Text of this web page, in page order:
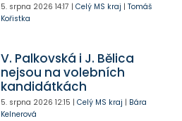
5. srpna 2026 14:17 | Celý MS kraj | Tomáš
Kořistka
V. Palkovská i J. Bělica
nejsou na volebních
kandidátkách
5. srpna 2026 12:15 | Celý MS kraj | Bára
Kelnerová